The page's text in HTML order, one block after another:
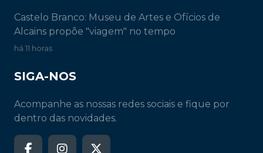
Castelo Branco: Museu de Artes e Ofícios de
Alcains propõe "viagem" no tempo
há 11 horas
SIGA-NOS
Acompanhe as nossas redes sociais e fique por
dentro das novidades.